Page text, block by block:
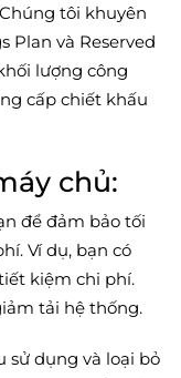
tôi khuyên
Plan và Reserved
lượng công
cấp chiết khấu
chủ:
để đảm bảo tối
Ví dụ, bạn có
kiệm chi phí.
tải hệ thống.
sử dụng và loại bỏ